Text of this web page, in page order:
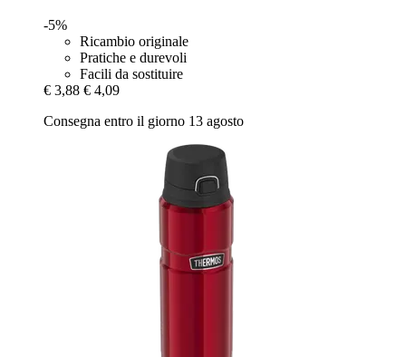
-5%
Ricambio originale
Pratiche e durevoli
Facili da sostituire
€ 3,88 € 4,09
Consegna entro il giorno 13 agosto